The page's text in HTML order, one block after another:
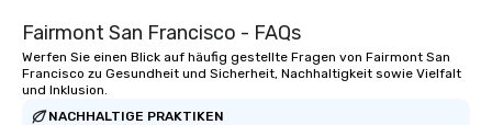
Fairmont San Francisco - FAQs
Werfen Sie einen Blick auf häufig gestellte Fragen von Fairmont San
Francisco zu Gesundheit und Sicherheit, Nachhaltigkeit sowie Vielfalt
und Inklusion.
NACHHALTIGE PRAKTIKEN